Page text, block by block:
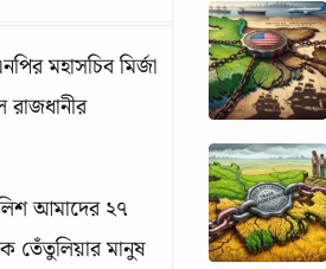
মহাসচিব মির্জা
আমাদের ২৭
তেঁতুলিয়ার মানুষ